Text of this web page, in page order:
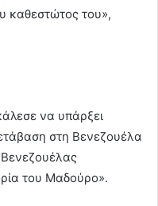
καθεστώτος του»,
να υπάρξει
στη Βενεζουέλα
του Μαδούρο».